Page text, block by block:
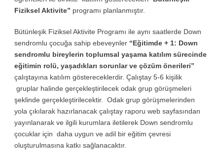
Fiziksel Aktivite” programı planlanmıştır.
Bütünleşik Fiziksel Aktivite Programı ile aynı saatlerde Down
sendromlu çocuğa sahip ebeveynler “Eğitimde + 1: Down
sendromlu bireylerin toplumsal yaşama katılım sürecinde
eğitimin rolü, yaşadıkları sorunlar ve çözüm önerileri”
çalıştayına katılım göstereceklerdir. Çalıştay 5-6 kişilik
gruplar halinde gerçekleştirilecek odak grup görüşmeleri
şeklinde gerçekleştirilecektir. Odak grup görüşmelerinden
yola çıkılarak hazırlanacak çalıştay raporu web sayfasından
yayınlanarak ve ilgili kurumlara iletilerek Down sendromlu
çocuklar için daha uygun ve adil bir eğitim çevresi
oluşturulmasına katkı sağlanacaktır.